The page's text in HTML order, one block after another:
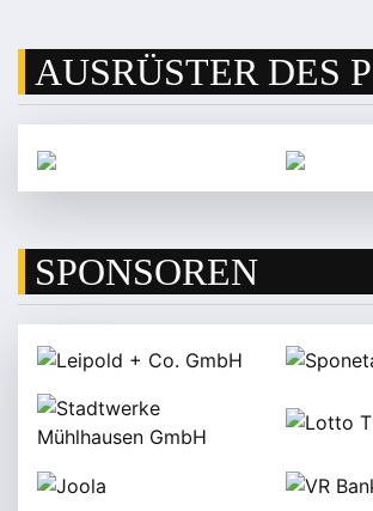
AUSRÜSTER DES
SPONSOREN